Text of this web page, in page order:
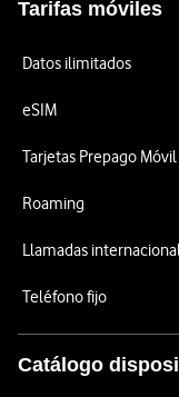
Tarifas móviles
Datos ilimitados
eSIM
Tarjetas Prepago Móvil
Roaming
Llamadas
Teléfono fijo
Catálogo